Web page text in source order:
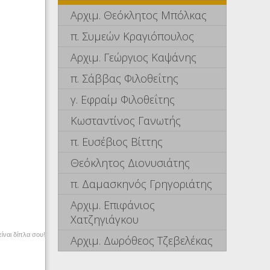
δίπλα σου!
Αρχιμ. Θεόκλητος Μπόλκας
π. Συμεών Κραγιόπουλος
Αρχιμ. Γεώργιος Καψάνης
π. Σάββας Φιλοθεΐτης
γ. Εφραίμ Φιλοθεΐτης
Κωσταντίνος Γανωτής
π. Ευσέβιος Βίττης
Θεόκλητος Διονυσιάτης
π. Δαμασκηνός Γρηγοριάτης
Αρχιμ. Επιφάνιος
Χατζηγιάγκου
Αρχιμ. Δωρόθεος Τζεβελέκας